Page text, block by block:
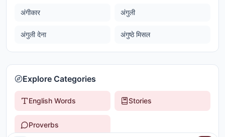
अंगीकार अंगुली
अंगुली देना अंगुष्ठे मिसल
Explore Categories
English Words Stories
Proverbs